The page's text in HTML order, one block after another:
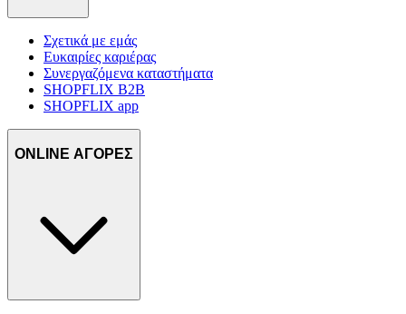
Σχετικά με εμάς
Ευκαιρίες καριέρας
Συνεργαζόμενα καταστήματα
SHOPFLIX B2B
SHOPFLIX app
ONLINE ΑΓΟΡΕΣ